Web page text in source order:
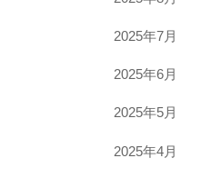
2025年7月
2025年6月
2025年5月
2025年4月